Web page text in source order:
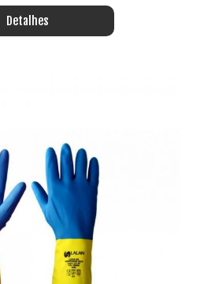
Detalhes